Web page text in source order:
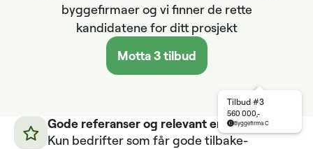
byggefirmaer og vi finner de rette
kandidatene for ditt prosjekt
Motta 3 tilbud
Tilbud #3
560 000,-
Byggefirma C
Gode referanser og relevant erfaring
Kun bedrifter som får gode tilbake­